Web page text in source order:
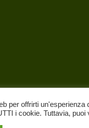
per offrirti
i cookie. Tuttavia,